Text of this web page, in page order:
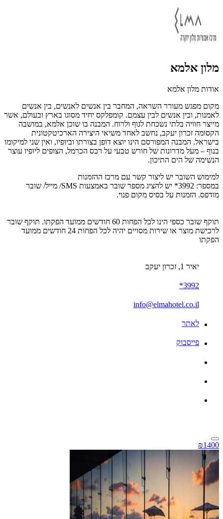
מלון אלמא
אודות מלון אלמא
מקום מפגש מעורר השראה, המחבר בין אנשים לאנשים, בין אנשים
לאמנות, ובין אנשים לבין עצמם. קומפלקס יחיד מסוגו בארץ ובעולם, אשר
מייצר חוויה בלתי נשכחת לגוף ולרוח. המבנה בו שוכן אלמא, במושבה
הקסומה זכרון יעקב, נחשב לאחד משיאי היצירה הארכיטקטונית
בישראל. המבנה המפורסם הינו יוצא דופן בצורתו וביופיו, ואין שני למיקומו
בנוף – מעל מדרונות של חורש טבעי על רכס הכרמל, הצופים ליופיו עוצר
הנשימה של הים התיכון.
למימוש השובר יש ליצור קשר עם מרכז ההזמנות
במספר: 3992* יש
להציג מספר שובר באמצעות SMS/ מייל/ שובר
מודפס. הזמנות על בסיס מקום פנוי.
תוקף שובר כספי הינו לכל הפחות 60 חודשים ממועד הפקתו. תוקף שובר
לרכישת מוצר או שירות מסויים יהיה לכל הפחות 24 חודשים ממועד
הפקתו
יאיר 1, זכרון יעקב
3992*
info@elmahotel.co.il
לאתר
פייסבוק
₪1400